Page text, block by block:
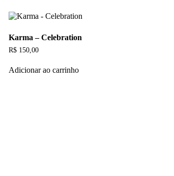
Karma – Celebration
R$ 150,00
Adicionar ao carrinho